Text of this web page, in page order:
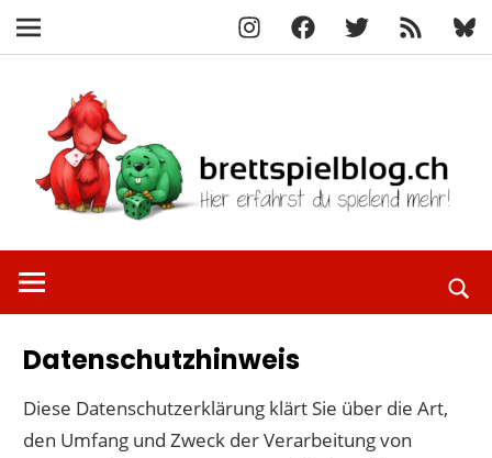
InstagramFacebook
X
RSS-
Feed
Navigation
springen
erfährst
mehr!
Datenschutzhinweis
Diese Datenschutzerklärung klärt Sie über die Art,
den Umfang und Zweck der Verarbeitung von